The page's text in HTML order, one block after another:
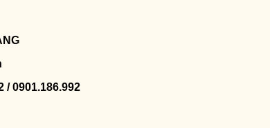
/ 0901.186.992